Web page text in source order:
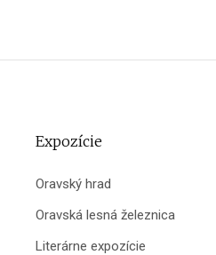
Expozície
Oravský hrad
Oravská lesná železnica
Literárne expozície